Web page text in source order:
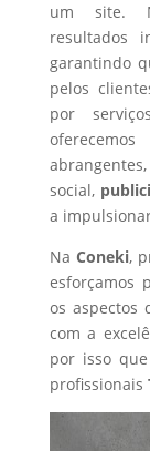
um site.
resultados
garantindo
pelos
por
social,
a
Na Coneki,
esforçamos
os aspectos
com a
por isso
profissionais